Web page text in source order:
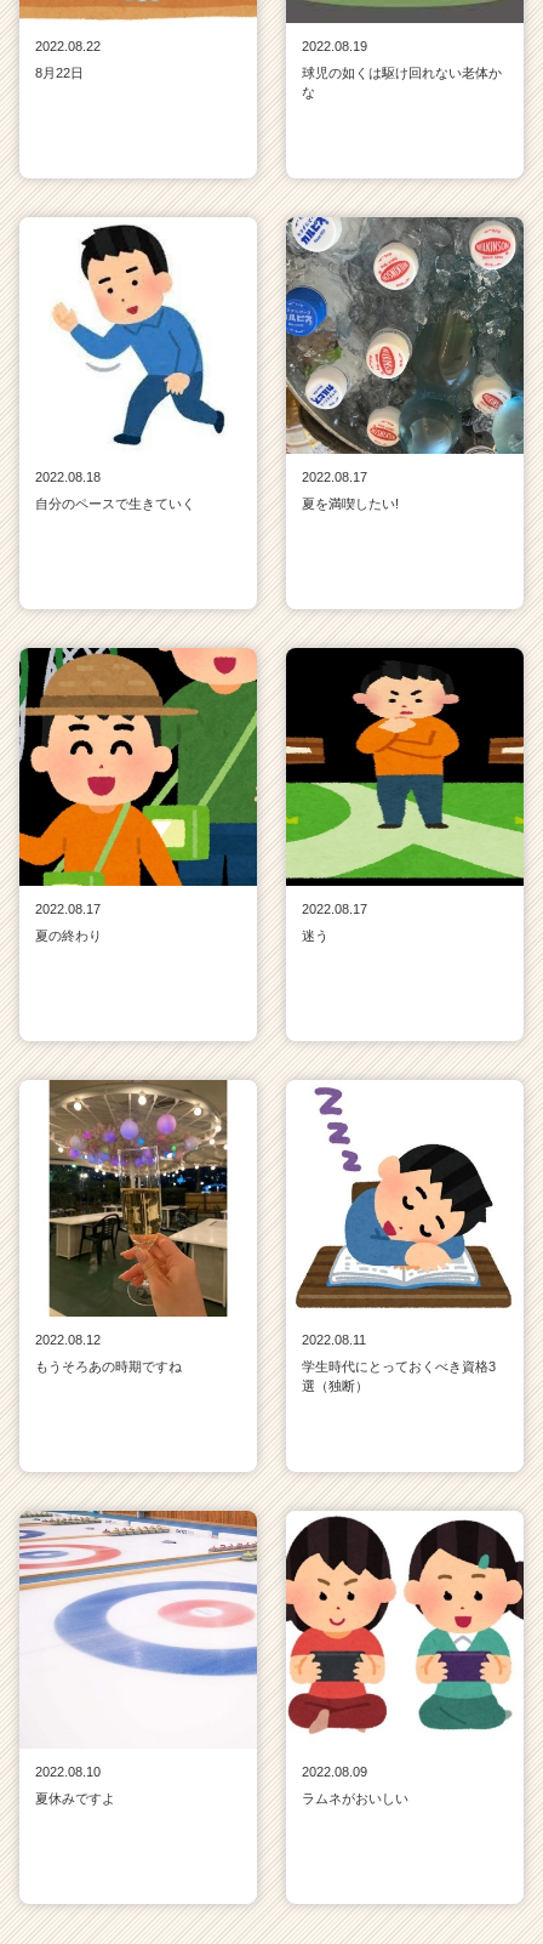
2022.08.22
8月22日
2022.08.19
球児の如くは駆け回れない老体か
な
2022.08.18
自分のペースで生きていく
2022.08.17
夏を満喫したい!
2022.08.17
夏の終わり
2022.08.17
迷う
2022.08.12
もうそろあの時期ですね
2022.08.11
学生時代にとっておくべき資格3
選（独断）
2022.08.10
夏休みですよ
2022.08.09
ラムネがおいしい